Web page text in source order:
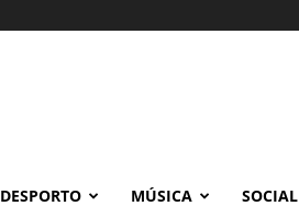
DESPORTO MÚSICA SOCIAL